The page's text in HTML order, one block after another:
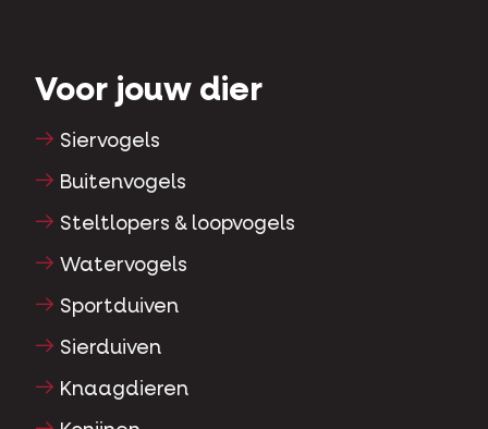
Voor jouw dier
Siervogels
Buitenvogels
Steltlopers & loopvogels
Watervogels
Sportduiven
Sierduiven
Knaagdieren